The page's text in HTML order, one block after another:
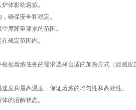
体影响熔炼。
确保安全和稳定。
度降至要求的范围。
规定范围内。
熔炼任务的需求选择合适的加热方式（如感应
和最高温度，保证熔炼的均匀性和高效性。
的溶解状态。